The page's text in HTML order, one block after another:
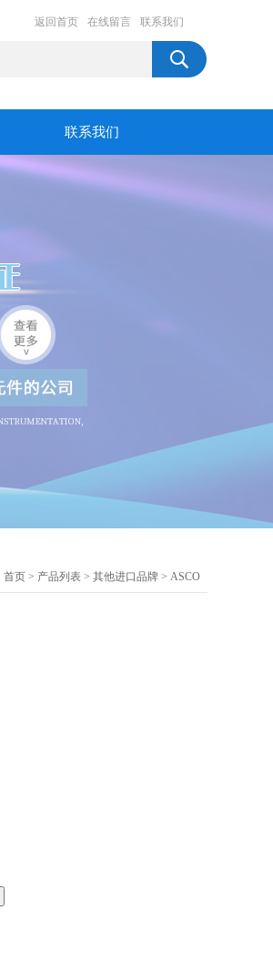
返回首页 在线留言 联系我们
联系我们
首页 > 产品列表 > 其他进口品牌 > ASCO